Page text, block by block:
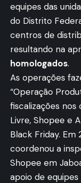
equipes das
do Distrito
centros de
resultando na
homologados.
As operações
“Operação
fiscalizações
Livre, Shopee e
Black Friday.
coordenou a
Shopee em
apoio de equipes